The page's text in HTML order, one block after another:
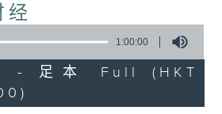
经
1:00:00
- 足本 Full (HKT